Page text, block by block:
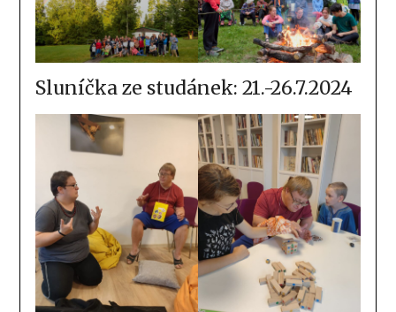
Sluníčka ze studánek: 21.-26.7.2024